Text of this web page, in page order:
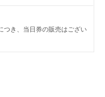
つき、当日券の販売はござい